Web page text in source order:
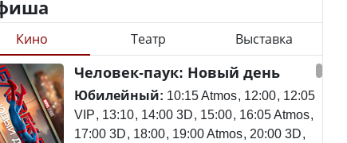
экология — о
говорят с
партий
Станет ли
метапневмовирус
эпидемией, рассказали в
ВОЗ
Кино Театр Выставка
Человек-паук: Новый день
Юбилейный: 10:15 Atmos 12:00 12:05
VIP 13:10 14:00 3D 15:00 16:05 Atmos
17:00 3D 18:00 19:00 Atmos 20:00 3D